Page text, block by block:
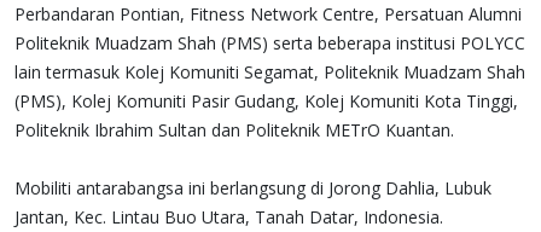
Perbandaran Pontian, Fitness Network Centre, Persatuan Alumni
Politeknik Muadzam Shah (PMS) serta beberapa institusi POLYCC
lain termasuk Kolej Komuniti Segamat, Politeknik Muadzam Shah
(PMS), Kolej Komuniti Pasir Gudang, Kolej Komuniti Kota Tinggi,
Politeknik Ibrahim Sultan dan Politeknik METrO Kuantan.
Mobiliti antarabangsa ini berlangsung di Jorong Dahlia, Lubuk
Jantan, Kec. Lintau Buo Utara, Tanah Datar, Indonesia.